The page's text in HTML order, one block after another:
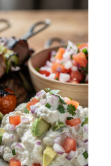
S S